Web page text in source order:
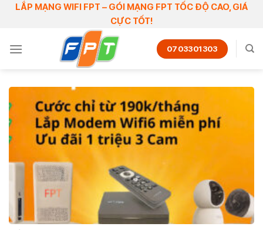
SkipLẮP MẠNG WIFI FPT – GÓI MẠNG FPT TỐC ĐỘ CAO, GIÁ
CỰC TỐT!
0703301303